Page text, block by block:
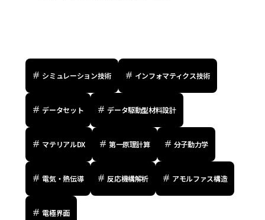
シミュレーション技術 インフォマティクス技術
データセット データ駆動型材料設計
マテリアルDX 第一原理計算 分子動力学
電気・熱伝導 反応機構解析 アモルファス構造
電極界面